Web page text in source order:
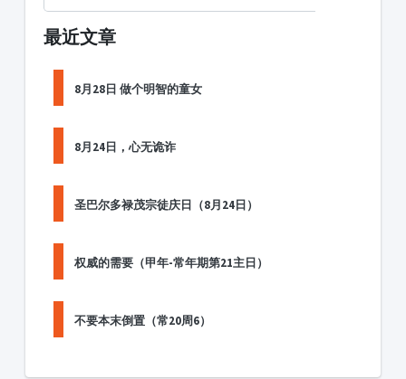
最近文章
8月28日 做个明智的童女
8月24日，心无诡诈
圣巴尔多禄茂宗徒庆日（8月24日）
权威的需要（甲年-常年期第21主日）
不要本末倒置（常20周6）